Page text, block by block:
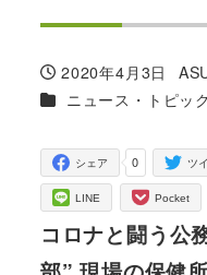
投稿日
2020年4月3日
著
者
カテゴリー
ニュース・トピッ
0
シェア ツ
LINE Pocket
コロナと闘う公